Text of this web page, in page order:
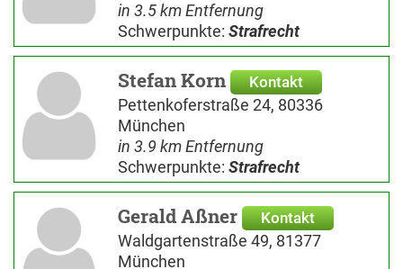
in 3.5 km Entfernung
Schwerpunkte: Strafrecht
Stefan Korn Kontakt
Pettenkoferstraße 24, 80336
München
in 3.9 km Entfernung
Schwerpunkte: Strafrecht
Gerald Aßner Kontakt
Waldgartenstraße 49, 81377
München